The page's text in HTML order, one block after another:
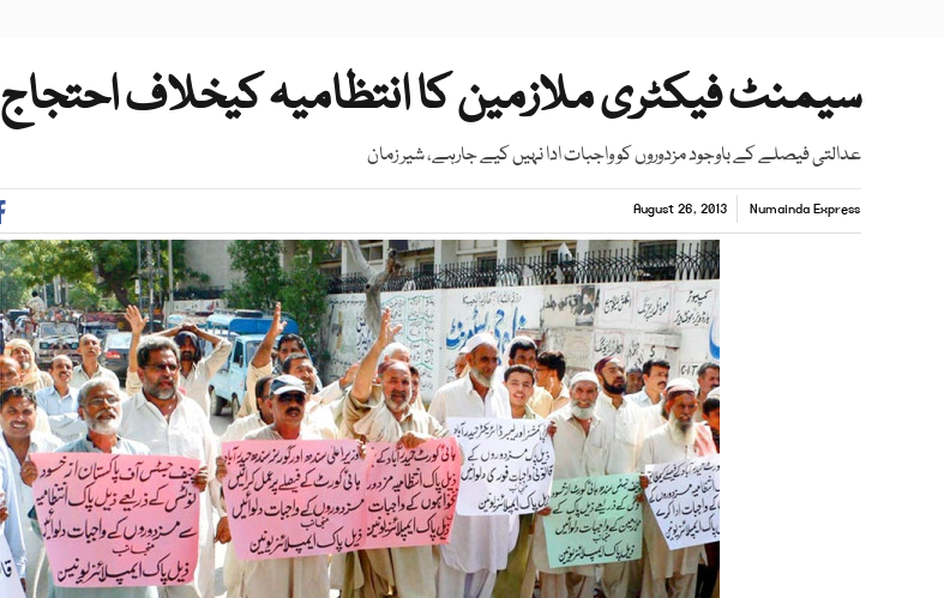
سیمنٹ فیکٹری ملازمین کا انتظامیہ کیخلاف احتجاج
عدالتی فیصلے کے باوجود مزدوروں کو واجبات ادا نہیں کیے جارہے، شیر زمان
Numainda Express
August 26, 2013